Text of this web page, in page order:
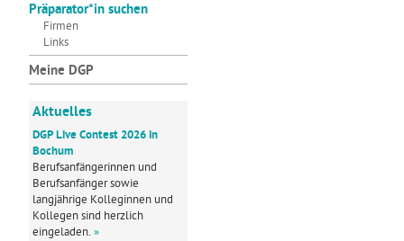
Präparator*in suchen
Firmen
Links
Meine DGP
Aktuelles
DGP Live Contest 2026 in
Bochum
Berufsanfängerinnen und
Berufsanfänger sowie
langjährige Kolleginnen und
Kollegen sind herzlich
eingeladen. »